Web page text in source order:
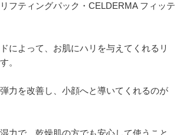
フティングパック・CELDERMA フィッテ
によって、お肌にハリを与えてくれるリ
。
力を改善し、小顔へと導いてくれるのが